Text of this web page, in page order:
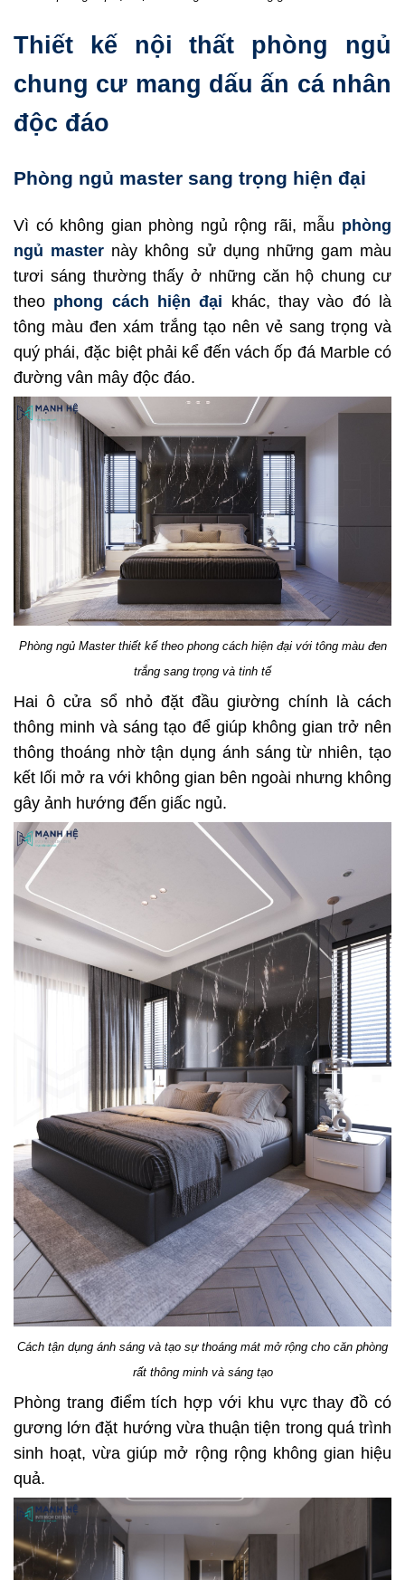
Thiết kế nội thất phòng ngủ
chung cư mang dấu ấn cá nhân
độc đáo
Phòng ngủ master sang trọng hiện đại
Vì có không gian phòng ngủ rộng rãi, mẫu phòng
ngủ master này không sử dụng những gam màu
tươi sáng thường thấy ở những căn hộ chung cư
theo phong cách hiện đại khác, thay vào đó là
tông màu đen xám trắng tạo nên vẻ sang trọng và
quý phái, đặc biệt phải kể đến vách ốp đá Marble có
đường vân mây độc đáo.
Phòng ngủ Master thiết kế theo phong cách hiện đại với tông màu đen
trắng sang trọng và tinh tế
Hai ô cửa sổ nhỏ đặt đầu giường chính là cách
thông minh và sáng tạo để giúp không gian trở nên
thông thoáng nhờ tận dụng ánh sáng từ nhiên, tạo
kết lối mở ra với không gian bên ngoài nhưng không
gây ảnh hướng đến giấc ngủ.
Cách tận dụng ánh sáng và tạo sự thoáng mát mở rộng cho căn phòng
rất thông minh và sáng tạo
Phòng trang điểm tích hợp với khu vực thay đồ có
gương lớn đặt hướng vừa thuận tiện trong quá trình
sinh hoạt, vừa giúp mở rộng rộng không gian hiệu
quả.